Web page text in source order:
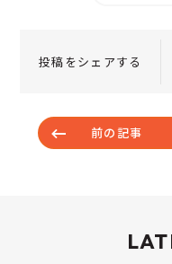
投稿をシェアする
前の記事